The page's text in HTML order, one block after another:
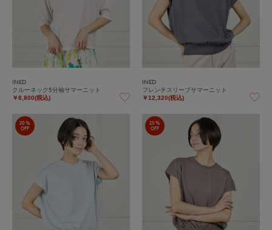
INED
クルーネック5分袖サマーニット
￥8,800(税込)
INED
フレンチスリーブサマーニット
￥12,320(税込)
20%
OFF
20%
OFF